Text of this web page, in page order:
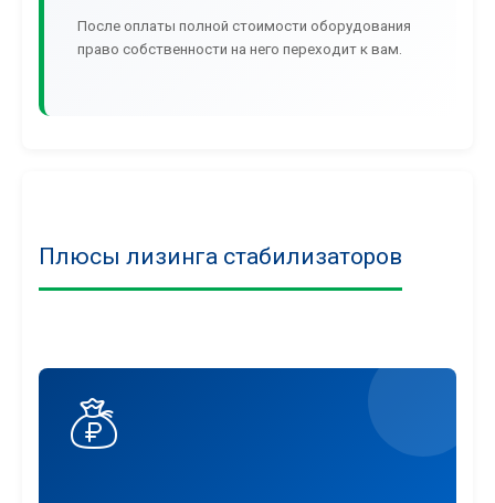
После оплаты полной стоимости оборудования
право собственности на него переходит к вам.
Плюсы лизинга стабилизаторов